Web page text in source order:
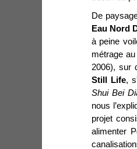
De
Eau Nord
à peine
métrage
2006), sur
Still Life,
Shui Bei
nous
projet
alimenter